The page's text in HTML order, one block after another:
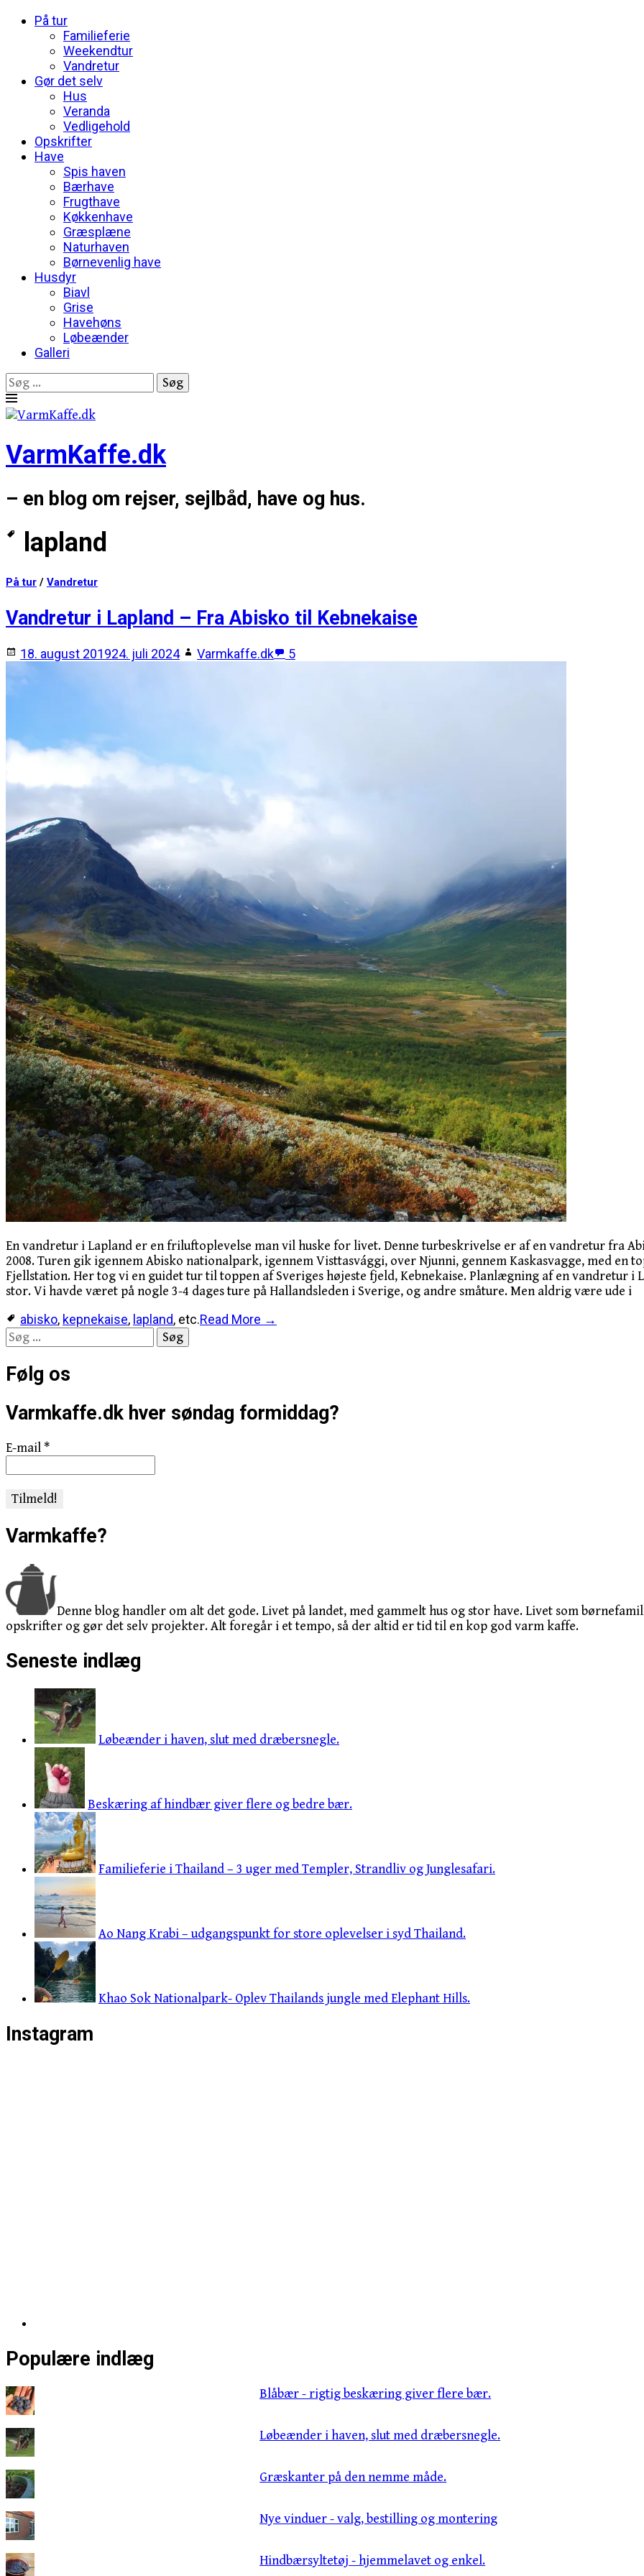
På tur
Familieferie
Weekendtur
Vandretur
Gør det selv
Hus
Veranda
Vedligehold
Opskrifter
Have
Spis haven
Bærhave
Frugthave
Køkkenhave
Græsplæne
Naturhaven
Børnevenlig have
Husdyr
Biavl
Grise
Havehøns
Løbeænder
Galleri
Søg
efter:
Skip
content
VarmKaffe.dk
– en blog om rejser, sejlbåd, have og hus.
lapland
På tur / Vandretur
Vandretur i Lapland – Fra Abisko til Kebnekaise
18. august 201924. juli 2024 Varmkaffe.dk 5
En vandretur i Lapland er en friluftoplevelse man vil huske for livet. Denne turbeskrivelse er af en vandretur fra
2008. Turen gik igennem Abisko nationalpark, igennem Visttasvággi, over Njunni, gennem Kaskasvagge, med en
Fjellstation. Her tog vi en guidet tur til toppen af Sveriges højeste fjeld, Kebnekaise. Planlægning af en vandretur
stor. Vi havde været på nogle 3-4 dages ture på Hallandsleden i Sverige, og andre småture. Men aldrig være ude i
abisko, kepnekaise, lapland, etc.Read More →
Søg
efter:
Følg os
Varmkaffe.dk hver søndag formiddag?
E-mail*
Varmkaffe?
Denne blog handler om alt det gode. Livet på landet, med gammelt hus og stor have. Livet som
opskrifter og gør det selv projekter. Alt foregår i et tempo, så der altid er tid til en kop god varm kaffe.
Seneste indlæg
Løbeænder i haven, slut med dræbersnegle.
Beskæring af hindbær giver flere og bedre bær.
Familieferie i Thailand – 3 uger med Templer, Strandliv og Junglesafari.
Ao Nang Krabi – udgangspunkt for store oplevelser i syd Thailand.
Khao Sok Nationalpark- Oplev Thailands jungle med Elephant Hills.
Instagram
Populære indlæg
Blåbær - rigtig beskæring giver flere bær.
Løbeænder i haven, slut med dræbersnegle.
Græskanter på den nemme måde.
Nye vinduer - valg, bestilling og montering
Hindbærsyltetøj - hjemmelavet og enkel.